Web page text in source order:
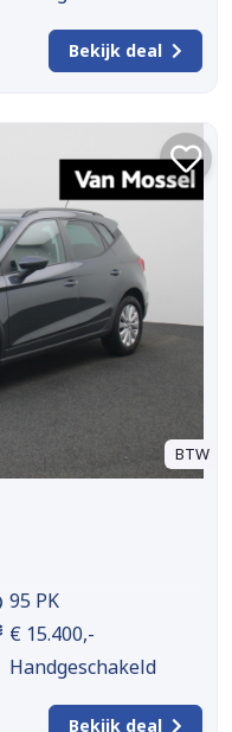
Bekijk deal
BTW
95 PK
€ 15.400,-
Handgeschakeld
Bekijk deal